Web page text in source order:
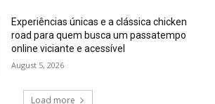
Experiências únicas e a clássica chicken
road para quem busca um passatempo
online viciante e acessível
August 5, 2026
Load more